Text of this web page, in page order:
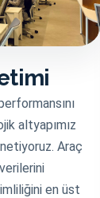
altyapımız
Araç
en üst